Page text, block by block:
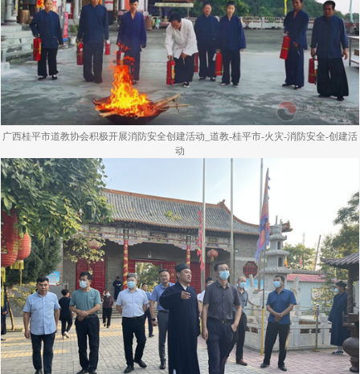
广西桂平市道教协会积极开展消防安全创建活动_道教-桂平市-火灾-消防安全-创建活
动